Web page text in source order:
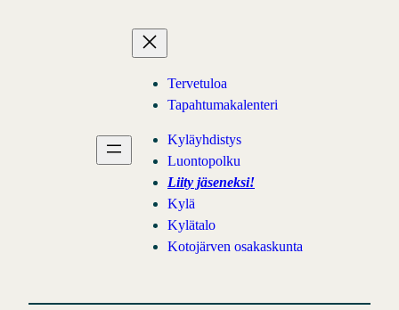
Tervetuloa
Tapahtumakalenteri
Kyläyhdistys
Luontopolku
Liity jäseneksi!
Kylä
Kylätalo
Kotojärven osakaskunta